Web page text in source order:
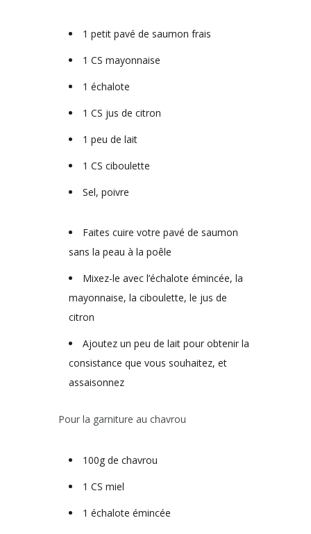
1 petit pavé de saumon frais
1 CS mayonnaise
1 échalote
1 CS jus de citron
1 peu de lait
1 CS ciboulette
Sel, poivre
Faites cuire votre pavé de saumon
sans la peau à la poêle
Mixez-le avec l’échalote émincée, la
mayonnaise, la ciboulette, le jus de
citron
Ajoutez un peu de lait pour obtenir la
consistance que vous souhaitez, et
assaisonnez
Pour la garniture au chavrou
100g de chavrou
1 CS miel
1 échalote émincée